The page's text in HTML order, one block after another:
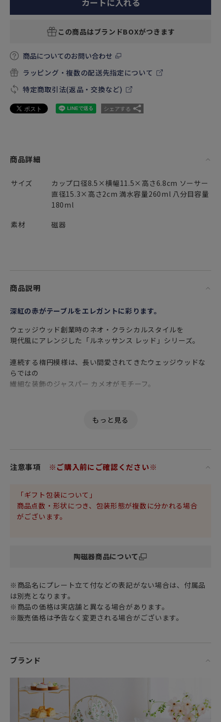
カートに入れる
この商品はブランドBOXがつきます
商品についてのお問い合わせ
ラッピング・複数の配送先指定について
特定商取引法(返品・交換など)
シェアする
商品詳細
サイズ
カップ口径8.5×横幅11.5×高さ6.8cm ソーサー
直径15.3×高さ2cm 満水容量260ml 八分目容量
180ml
素材
磁器
商品説明
深紅の赤がテーブルをエレガントに彩ります。
ウェッジウッド創業時のネオ・クラシカルスタイルを
現代風にアレンジした「ルネッサンス レッド」シリーズ。
連続する楕円模様は、長い間愛されてきたウェッジウッドな
らではの
繊細な装飾のジャスパー カメオがモチーフ。
2009年にウェッジウッド社の創立250周年を記念して発表さ
れたモデル。
直線的なラインのボティと四角形の取っ手部分が特徴です。
実際に使ってみるとグリップ感もよく
ウェッジウッドらしいエレガントなテーブルウェアは
いつものテーブルコーディネートを一層華やかにし
ひときわラグジュアリーなひとときを演出してくれるでしょ
う。
な方へ
特別な記念日に心を込めた上品な贈り物、お祝いのギフトや
プレゼントとしてだけでなく
頑張った自分へのご褒美としても最適です。
「ご購入に関するお願い」
ブランドボックスに入れてお届け致しますが、1つずつ別々の
注意事項 ※ご購入前にご確認ください※
「ギフト包装について」
商品点数・形状につき、包装形態が複数に分かれる場合
がございます。
陶磁器商品について
※商品名にプレート立て付などの表記がない場合は、付属品
は別売となります。
※商品の価格は実店舗と異なる場合があります。
※販売価格は予告なく変更される場合がございます。
ブランド